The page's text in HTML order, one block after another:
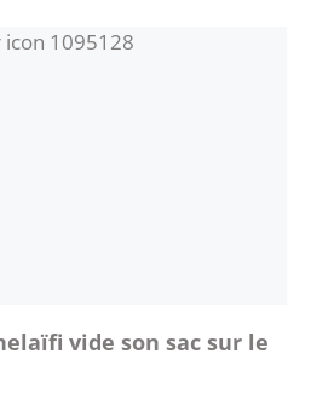
vide son sac sur le